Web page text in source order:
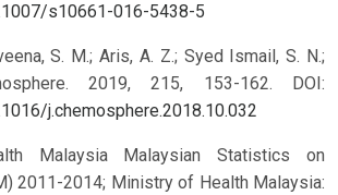
s10661-016-5438-5
S. M.; Aris, A. Z.; Syed Ismail, S. N.;
2019, 215, 153-162. DOI:
j.chemosphere.2018.10.032
Malaysia Malaysian Statistics on
2011-2014; Ministry of Health Malaysia: